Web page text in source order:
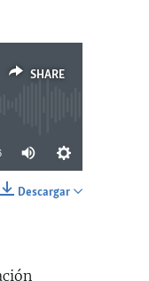
SHARE
Descargar